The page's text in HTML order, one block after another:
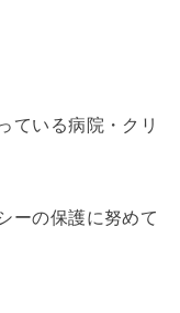
ている病院・クリ
ーの保護に努めて